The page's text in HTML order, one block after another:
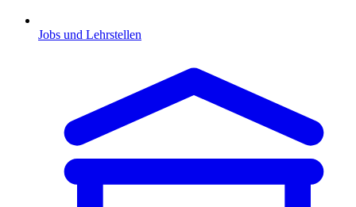
Jobs und Lehrstellen